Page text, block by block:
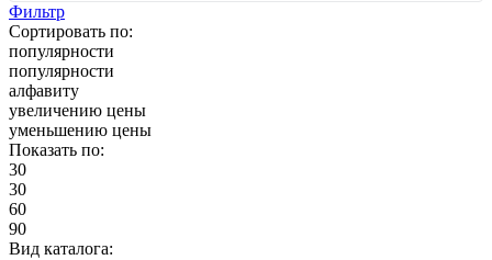
Фильтр
Сортировать по:
популярности
популярности
алфавиту
увеличению цены
уменьшению цены
Показать по:
30
30
60
90
Вид каталога: